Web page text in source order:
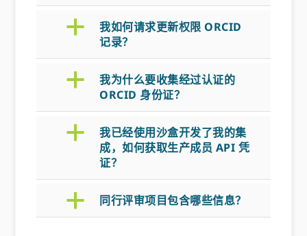
a
我如何请求更新权限 ORCID
记录？
a
我为什么要收集经过认证的
ORCID 身份证？
a
我已经使用沙盒开发了我的集
成，如何获取生产成员 API 凭
证？
a 同行评审项目包含哪些信息？